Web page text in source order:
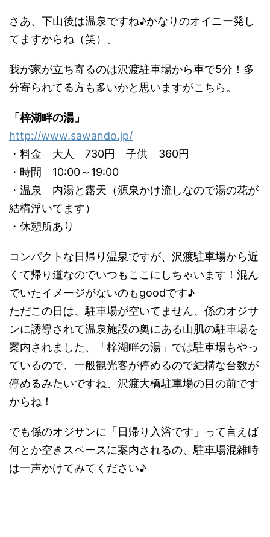
さあ、下山後は温泉ですね♪かなりのオイニー発し
てますからね（笑）。
我が家が立ち寄るのは沢渡駐車場から車で5分！多
分寄られてる方も多いかと思いますがこちら。
「梓湖畔の湯」
http://www.sawando.jp/
・料金 大人 730円 子供 360円
・時間 10:00～19:00
・温泉 内湯と露天（源泉かけ流しなので湯の花が
結構浮いてます）
・休憩所あり
コンパクトな日帰り温泉ですが、沢渡駐車場から近
くて帰り道なのでいつもここにしちゃいます！混ん
でいたイメージがないのもgoodです♪
ただこの日は、駐車場が空いてません、係のオジサ
ンに誘導されて温泉施設の奥にある山肌の駐車場を
案内されました、「梓湖畔の湯」では駐車場もやっ
ているので、一般観光客が停めるので結構な台数が
停めるみたいですね、沢渡大橋駐車場の目の前です
からね！
でも係のオジサンに「日帰り入浴です」って言えば
何とか空きスペースに案内されるの、駐車場混雑時
は一声かけてみてください♪